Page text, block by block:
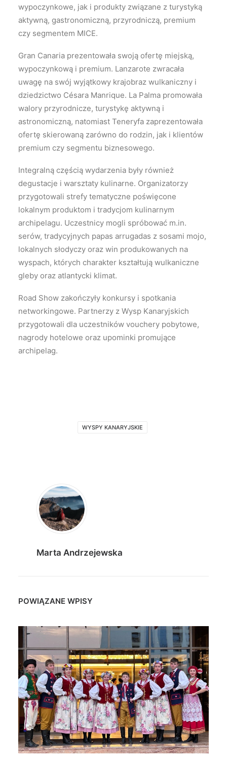
wypoczynkowe, jak i produkty związane z turystyką
aktywną, gastronomiczną, przyrodniczą, premium
czy segmentem MICE.
Gran Canaria prezentowała swoją ofertę miejską,
wypoczynkową i premium. Lanzarote zwracała
uwagę na swój wyjątkowy krajobraz wulkaniczny i
dziedzictwo Césara Manrique. La Palma promowała
walory przyrodnicze, turystykę aktywną i
astronomiczną, natomiast Teneryfa zaprezentowała
ofertę skierowaną zarówno do rodzin, jak i klientów
premium czy segmentu biznesowego.
Integralną częścią wydarzenia były również
degustacje i warsztaty kulinarne. Organizatorzy
przygotowali strefy tematyczne poświęcone
lokalnym produktom i tradycjom kulinarnym
archipelagu. Uczestnicy mogli spróbować m.in.
serów, tradycyjnych papas arrugadas z sosami mojo,
lokalnych słodyczy oraz win produkowanych na
wyspach, których charakter kształtują wulkaniczne
gleby oraz atlantycki klimat.
Road Show zakończyły konkursy i spotkania
networkingowe. Partnerzy z Wysp Kanaryjskich
przygotowali dla uczestników vouchery pobytowe,
nagrody hotelowe oraz upominki promujące
archipelag.
WYSPY KANARYJSKIE
Marta Andrzejewska
POWIĄZANE WPISY